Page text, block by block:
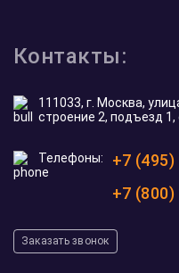
Контакты:
111033, г. Москва,
строение 2, подъезд 1,
Телефоны:
+7
+7
Заказать звонок